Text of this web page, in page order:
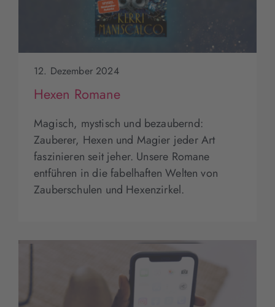
12. Dezember 2024
Hexen Romane
Magisch, mystisch und bezaubernd:
Zauberer, Hexen und Magier jeder Art
faszinieren seit jeher. Unsere Romane
entführen in die fabelhaften Welten von
Zauberschulen und Hexenzirkel.